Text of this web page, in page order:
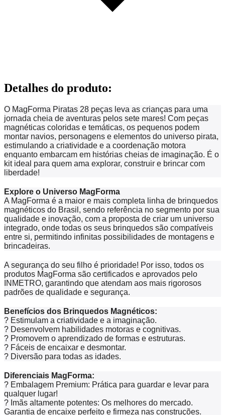
Detalhes do produto:
O MagForma Piratas 28 peças leva as crianças para uma
jornada cheia de aventuras pelos sete mares! Com peças
magnéticas coloridas e temáticas, os pequenos podem
montar navios, personagens e elementos do universo pirata,
estimulando a criatividade e a coordenação motora
enquanto embarcam em histórias cheias de imaginação. É o
kit ideal para quem ama explorar, construir e brincar com
liberdade!
Explore o Universo MagForma
A MagForma é a maior e mais completa linha de brinquedos
magnéticos do Brasil, sendo referência no segmento por sua
qualidade e inovação, com a proposta de criar um universo
integrado, onde todas os seus brinquedos são compatíveis
entre si, permitindo infinitas possibilidades de montagens e
brincadeiras.
A segurança do seu filho é prioridade! Por isso, todos os
produtos MagForma são certificados e aprovados pelo
INMETRO, garantindo que atendam aos mais rigorosos
padrões de qualidade e segurança.
Benefícios dos Brinquedos Magnéticos:
? Estimulam a criatividade e a imaginação.
? Desenvolvem habilidades motoras e cognitivas.
? Promovem o aprendizado de formas e estruturas.
? Fáceis de encaixar e desmontar.
? Diversão para todas as idades.
Diferenciais MagForma:
? Embalagem Premium: Prática para guardar e levar para
qualquer lugar!
? Imãs altamente potentes: Os melhores do mercado.
Garantia de encaixe perfeito e firmeza nas construções.